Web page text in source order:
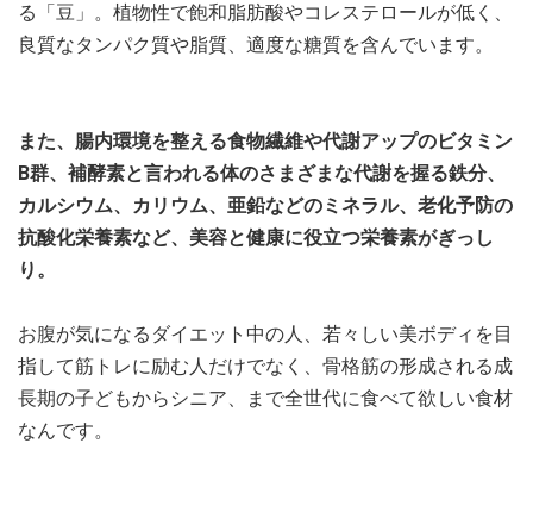
る「豆」。植物性で飽和脂肪酸やコレステロールが低く、
良質なタンパク質や脂質、適度な糖質を含んでいます。
また、腸内環境を整える食物繊維や代謝アップのビタミン
B群、補酵素と言われる体のさまざまな代謝を握る鉄分、
カルシウム、カリウム、亜鉛などのミネラル、老化予防の
抗酸化栄養素など、美容と健康に役立つ栄養素がぎっし
り。
お腹が気になるダイエット中の人、若々しい美ボディを目
指して筋トレに励む人だけでなく、骨格筋の形成される成
長期の子どもからシニア、まで全世代に食べて欲しい食材
なんです。